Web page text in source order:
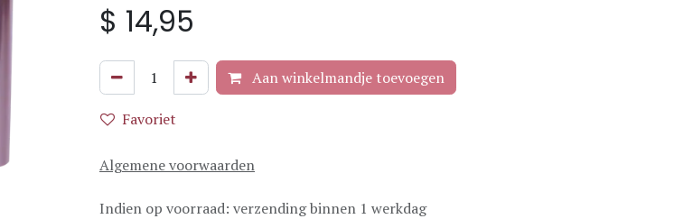
$ 14,95
Aan winkelmandje toevoegen
Favoriet
Algemene voorwaarden
Indien op voorraad: verzending binnen 1 werkdag